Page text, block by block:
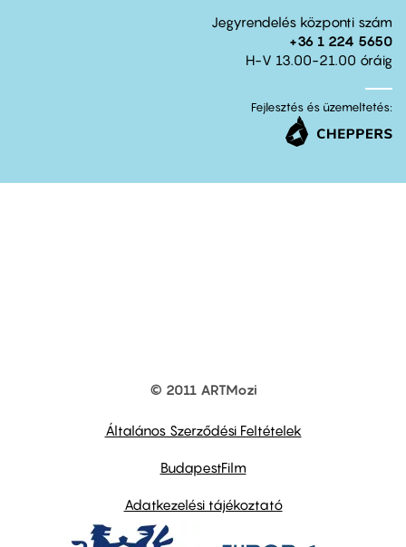
Jegyrendelés központi szám
+36 1 224 5650
H-V 13.00-21.00 óráig
Fejlesztés és üzemeltetés:
© 2011 ARTMozi
Általános Szerződési Feltételek
BudapestFilm
Adatkezelési tájékoztató